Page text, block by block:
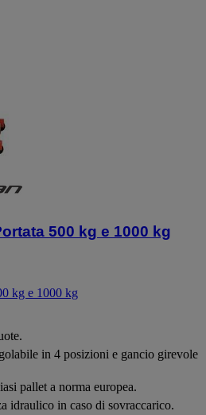
500 kg e 1000 kg
kg e 1000 kg
in 4 posizioni e gancio girevole
pallet a norma europea.
idraulico in caso di sovraccarico.